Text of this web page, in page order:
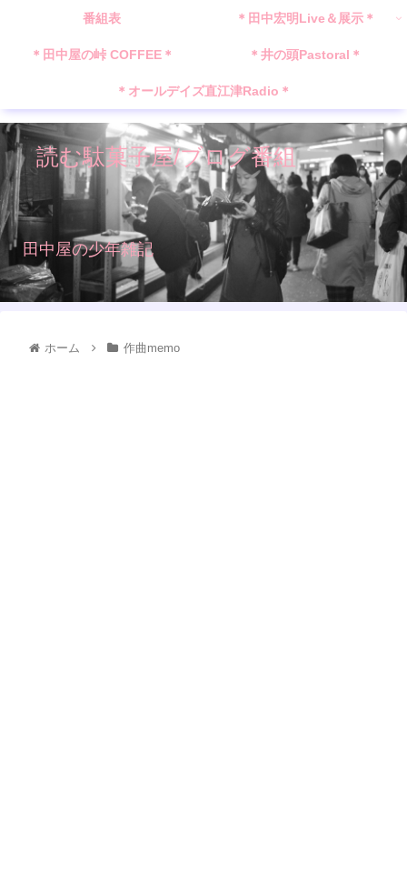
読む駄菓子屋/ブログ番組
田中屋の少年雑記
番組表 ＊田中宏明Live＆展示＊
＊田中屋の峠 COFFEE＊ ＊井の頭Pastoral＊
＊オールデイズ直江津Radio＊
ホーム 作曲memo